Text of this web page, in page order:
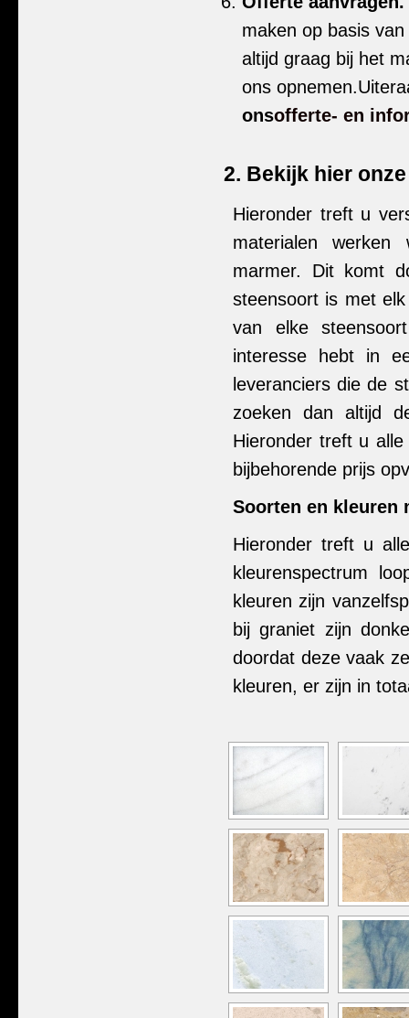
maken op basis
altijd graag bij het
ons
onsofferte- en
2. Bekijk hier
Hieronder treft u
materialen werken
marmer. Dit komt
steensoort is met
van elke
interesse hebt in
leveranciers die de
zoeken dan altijd
Hieronder treft u alle
bijbehorende prijs
Soorten en kleuren
Hieronder treft u
kleurenspectrum
kleuren zijn
bij graniet zijn
doordat deze vaak
kleuren, er zijn in